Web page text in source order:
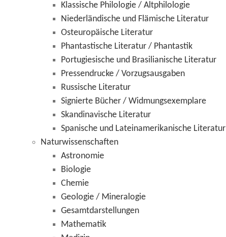
Klassische Philologie / Altphilologie
Niederländische und Flämische Literatur
Osteuropäische Literatur
Phantastische Literatur / Phantastik
Portugiesische und Brasilianische Literatur
Pressendrucke / Vorzugsausgaben
Russische Literatur
Signierte Bücher / Widmungsexemplare
Skandinavische Literatur
Spanische und Lateinamerikanische Literatur
Naturwissenschaften
Astronomie
Biologie
Chemie
Geologie / Mineralogie
Gesamtdarstellungen
Mathematik